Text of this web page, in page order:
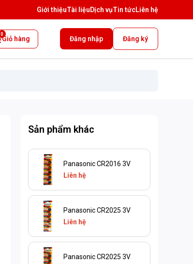
Giới thiệuTài liệuDịch vụTin tứcLiên hệ
0
Giỏ hàng Đăng nhập Đăng ký
Sản phẩm khác
Panasonic CR2016 3V
Liên hệ
Panasonic CR2025 3V
Liên hệ
Panasonic CR2025 3V